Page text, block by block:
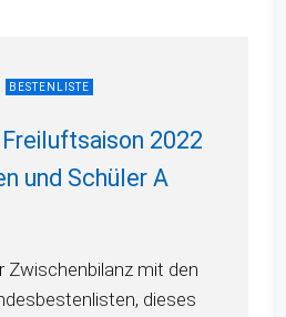
BESTENLISTE
2022
und Schüler A
Zwischenbilanz mit den
dieses